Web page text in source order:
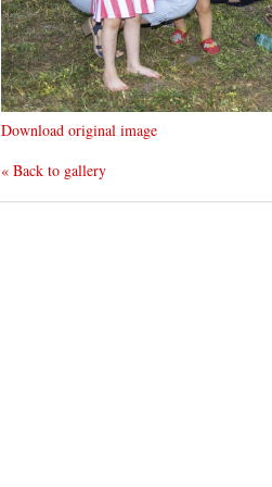
Download original image
« Back to gallery